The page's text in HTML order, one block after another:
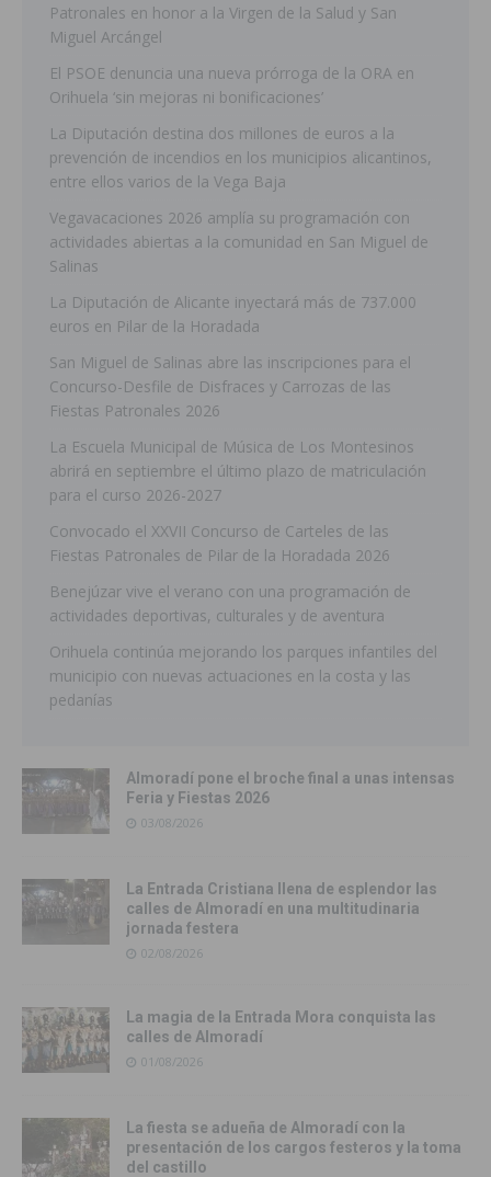
Patronales en honor a la Virgen de la Salud y San
Miguel Arcángel
El PSOE denuncia una nueva prórroga de la ORA en
Orihuela ‘sin mejoras ni bonificaciones’
La Diputación destina dos millones de euros a la
prevención de incendios en los municipios alicantinos,
entre ellos varios de la Vega Baja
Vegavacaciones 2026 amplía su programación con
actividades abiertas a la comunidad en San Miguel de
Salinas
La Diputación de Alicante inyectará más de 737.000
euros en Pilar de la Horadada
San Miguel de Salinas abre las inscripciones para el
Concurso-Desfile de Disfraces y Carrozas de las
Fiestas Patronales 2026
La Escuela Municipal de Música de Los Montesinos
abrirá en septiembre el último plazo de matriculación
para el curso 2026-2027
Convocado el XXVII Concurso de Carteles de las
Fiestas Patronales de Pilar de la Horadada 2026
Benejúzar vive el verano con una programación de
actividades deportivas, culturales y de aventura
Orihuela continúa mejorando los parques infantiles del
municipio con nuevas actuaciones en la costa y las
pedanías
Almoradí pone el broche final a unas intensas
Feria y Fiestas 2026
03/08/2026
La Entrada Cristiana llena de esplendor las
calles de Almoradí en una multitudinaria
jornada festera
02/08/2026
La magia de la Entrada Mora conquista las
calles de Almoradí
01/08/2026
La fiesta se adueña de Almoradí con la
presentación de los cargos festeros y la toma
del castillo